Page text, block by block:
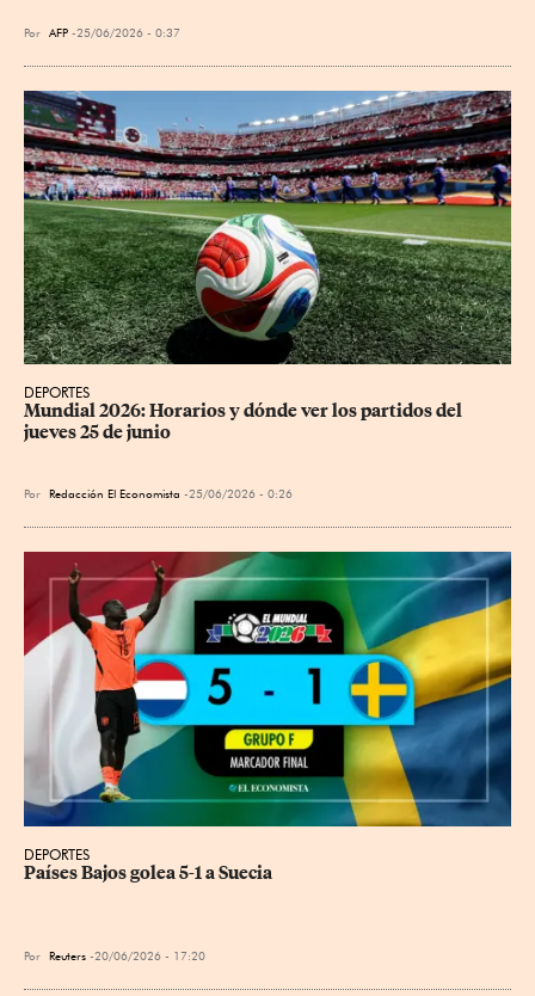
Por AFP 25/06/2026 - 0:37
DEPORTES
Mundial 2026: Horarios y dónde ver los partidos del
jueves 25 de junio
Por Redacción El Economista 25/06/2026 - 0:26
DEPORTES
Países Bajos golea 5-1 a Suecia
Por Reuters 20/06/2026 - 17:20